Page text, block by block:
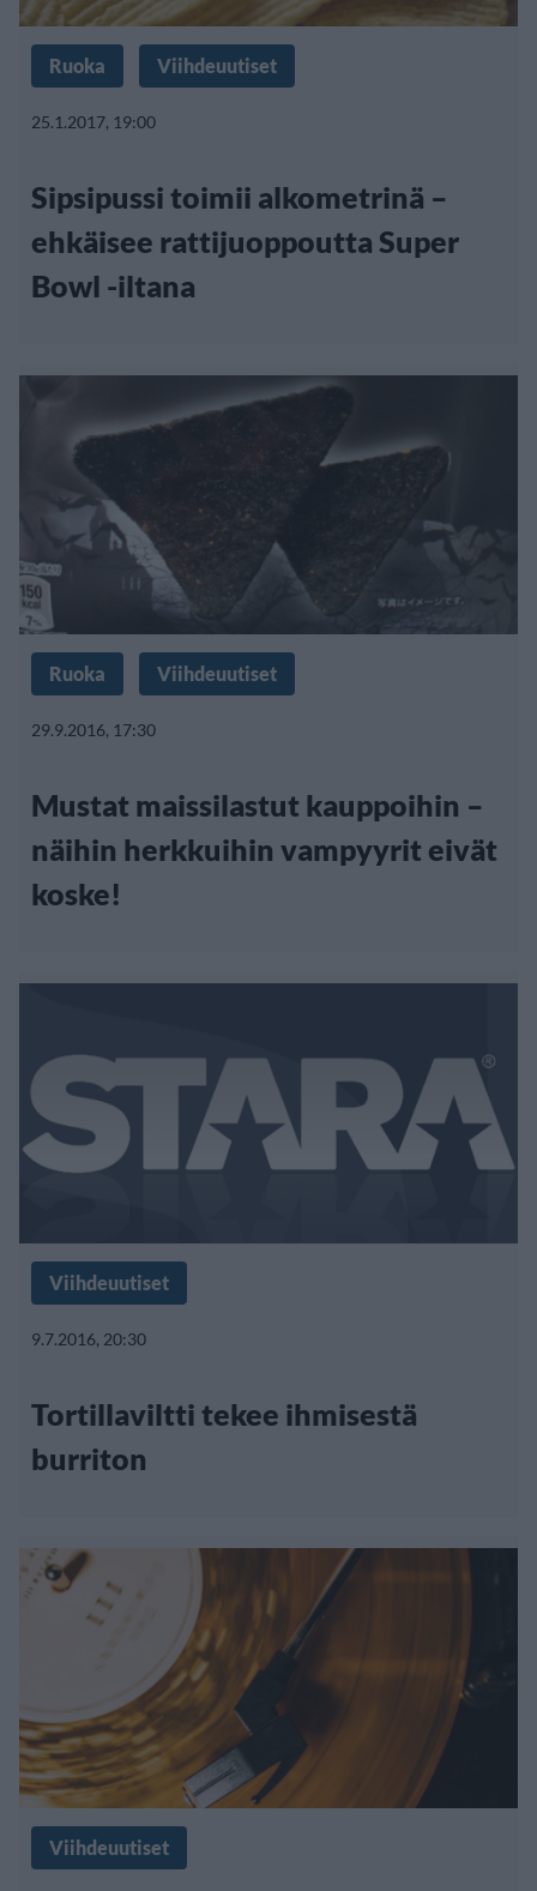
Ruoka Viihdeuutiset
25.1.2017, 19:00
Sipsipussi toimii alkometrinä –
ehkäisee rattijuoppoutta Super
Bowl -iltana
Ruoka Viihdeuutiset
29.9.2016, 17:30
Mustat maissilastut kauppoihin –
näihin herkkuihin vampyyrit eivät
koske!
Viihdeuutiset
9.7.2016, 20:30
Tortillaviltti tekee ihmisestä
burriton
Viihdeuutiset